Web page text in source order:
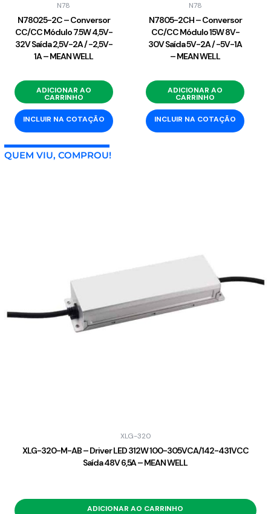
N78
N78025-2C – Conversor
CC/CC Módulo 7.5W 4,5V-
32V Saída 2,5V-2A / -2,5V-
1A – MEAN WELL
ADICIONAR AO
CARRINHO
INCLUIR NA COTAÇÃO
N78
N7805-2CH – Conversor
CC/CC Módulo 15W 8V-
30V Saída 5V-2A / -5V-1A
– MEAN WELL
ADICIONAR AO
CARRINHO
INCLUIR NA COTAÇÃO
QUEM VIU, COMPROU!
XLG-320
XLG-320-M-AB – Driver LED 312W 100-305VCA/142-431VCC
Saída 48V 6,5A – MEAN WELL
ADICIONAR AO CARRINHO